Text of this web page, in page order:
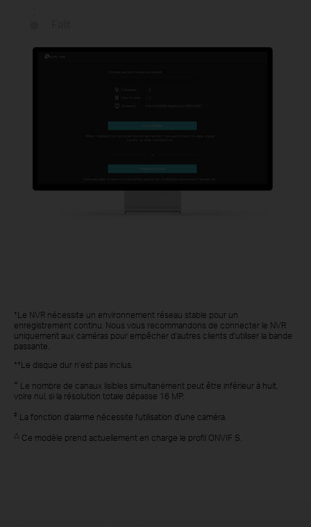
*Le NVR nécessite un environnement réseau stable pour un
enregistrement continu. Nous vous recommandons de connecter le NVR
uniquement aux caméras pour empêcher d'autres clients d'utiliser la bande
passante.
**Le disque dur n'est pas inclus.
+ Le nombre de canaux lisibles simultanément peut être inférieur à huit,
voire nul, si la résolution totale dépasse 16 MP.
‡ La fonction d'alarme nécessite l'utilisation d'une caméra.
△ Ce modèle prend actuellement en charge le profil ONVIF S.